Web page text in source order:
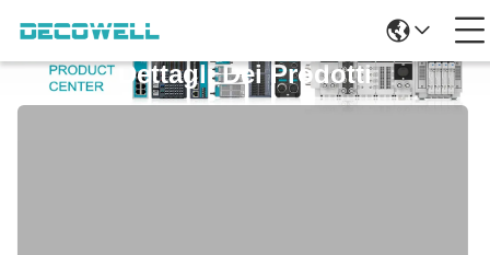
Dettagli Dei Prodotti